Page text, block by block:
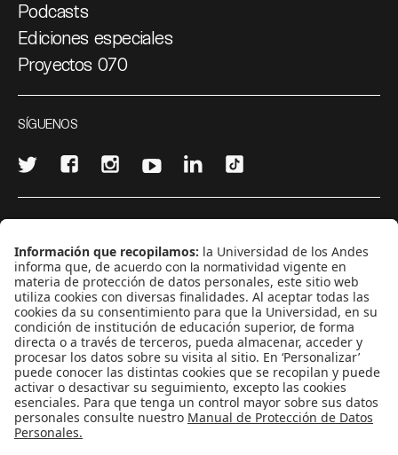
Podcasts
Ediciones especiales
Proyectos 070
SÍGUENOS
CONTÁCTANOS
cerosetenta@uniandes.edu.co
BOGOTÁ, COLOMBIA
NEWSLETTER